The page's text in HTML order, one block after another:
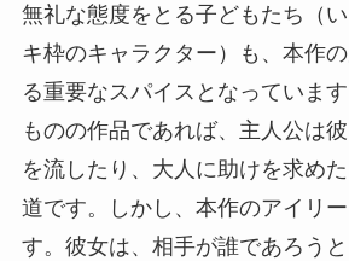
無礼な態度をとる子どもたち（
キ枠のキャラクター）も、本作
る重要なスパイスとなっていま
ものの作品であれば、主人公は
を流したり、大人に助けを求め
道です。しかし、本作のアイリ
す。彼女は、相手が誰であろう